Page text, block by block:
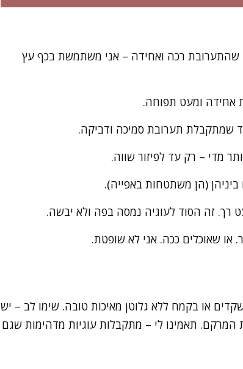
שהתערובת רכה ואחידה – אני משתמשת בכף עץ
אחידה ומעט תפוחה.
שמתקבלת תערובת סמיכה ודביקה.
מדי – רק עד לפיזור שווה.
ביניהן (הן משתטחות באפייה).
או בקמח ללא גלוטן מאיכות טובה. שימו לב – יש
המרקם. תאמינו לי – מתקבלות עוגיות מדהימות שגם